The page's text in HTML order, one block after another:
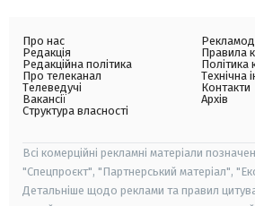
Про нас
Редакція
Редакційна політика
Про телеканал
Телеведучі
Вакансії
Структура власності
Правила
Політика
Технічна
Контакти
Архів
Всі комерційні рекламні матеріали
"Спецпроєкт", "Партнерський матеріал",
Детальніше щодо реклами та правил